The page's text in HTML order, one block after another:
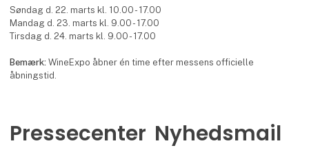
Søndag d. 22. marts kl. 10.00 - 17.00
Mandag d. 23. marts kl. 9.00 - 17.00
Tirsdag d. 24. marts kl. 9.00 - 17.00
Bemærk:WineExpo åbner én time efter messens officielle
åbningstid.
Pressecenter Nyhedsmail